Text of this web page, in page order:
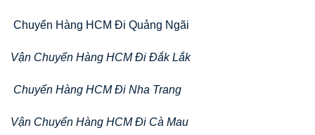
Chuyển Hàng HCM Đi Quảng Ngãi
Vận Chuyển Hàng HCM Đi Đắk Lắk
Chuyển Hàng HCM Đi Nha Trang
Vận Chuyển Hàng HCM Đi Cà Mau